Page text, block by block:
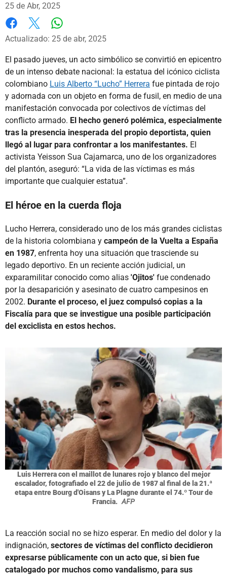
25 de Abr, 2025
Facebook
X
Actualizado: 25 de abr, 2025
El pasado jueves, un acto simbólico se convirtió en epicentro
de un intenso debate nacional: la estatua del icónico ciclista
colombiano Luis Alberto “Lucho” Herrera fue pintada de rojo
y adornada con un objeto en forma de fusil, en medio de una
manifestación convocada por colectivos de víctimas del
conflicto armado. El hecho generó polémica, especialmente
tras la presencia inesperada del propio deportista, quien
llegó al lugar para confrontar a los manifestantes. El
activista Yeisson Sua Cajamarca, uno de los organizadores
del plantón, aseguró: “La vida de las víctimas es más
importante que cualquier estatua”.
El héroe en la cuerda floja
Lucho Herrera, considerado uno de los más grandes ciclistas
de la historia colombiana y campeón de la Vuelta a España
en 1987, enfrenta hoy una situación que trasciende su
legado deportivo. En un reciente acción judicial, un
exparamilitar conocido como alias 'Ojitos' fue condenado
por la desaparición y asesinato de cuatro campesinos en
2002. Durante el proceso, el juez compulsó copias a la
Fiscalía para que se investigue una posible participación
del exciclista en estos hechos.
Luis Herrera con el maillot de lunares rojo y blanco del mejor
escalador, fotografiado el 22 de julio de 1987 al final de la 21.ª
etapa entre Bourg d'Oisans y La Plagne durante el 74.º Tour de
Francia. AFP
La reacción social no se hizo esperar. En medio del dolor y la
indignación, sectores de víctimas del conflicto decidieron
expresarse públicamente con un acto que, si bien fue
catalogado por muchos como vandalismo, para sus